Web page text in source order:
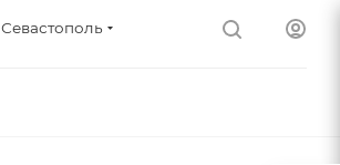
Севастополь